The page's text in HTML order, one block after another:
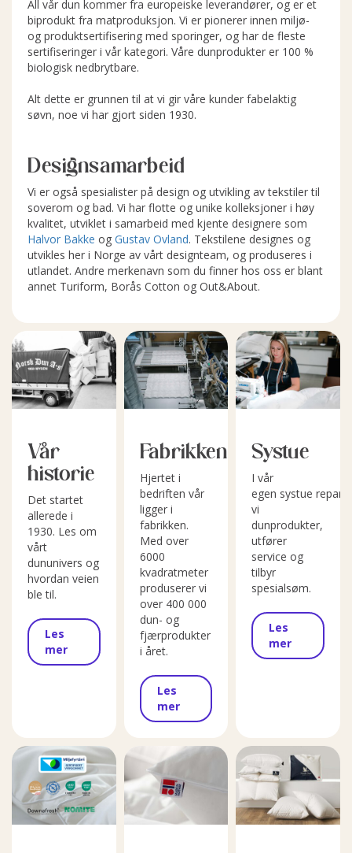
All vår dun kommer fra europeiske leverandører, og er et
biprodukt fra matproduksjon. Vi er pionerer innen miljø-
og produktsertifisering med sporinger, og har de fleste
sertifiseringer i vår kategori. Våre dunprodukter er 100 %
biologisk nedbrytbare.
Alt dette er grunnen til at vi gir våre kunder fabelaktig
søvn, noe vi har gjort siden 1930.
Designsamarbeid
Vi er også spesialister på design og utvikling av tekstiler til
soverom og bad. Vi har flotte og unike kolleksjoner i høy
kvalitet, utviklet i samarbeid med kjente designere som
Halvor Bakke og Gustav Ovland. Tekstilene designes og
utvikles her i Norge av vårt designteam, og produseres i
utlandet. Andre merkenavn som du finner hos oss er blant
annet Turiform, Borås Cotton og Out&About.
Vår
historie
Det startet
allerede i
1930. Les om
vårt
dununivers og
hvordan veien
ble til.
Les
mer
Fabrikken
Hjertet i
bedriften vår
ligger i
fabrikken.
Med over
6000
kvadratmeter
produserer vi
over 400 000
dun- og
fjærprodukter
i året.
Les
mer
Systue
I vår
egen systue
vi
dunprodukter,
utfører
service og
tilbyr
spesialsøm.
Les
mer